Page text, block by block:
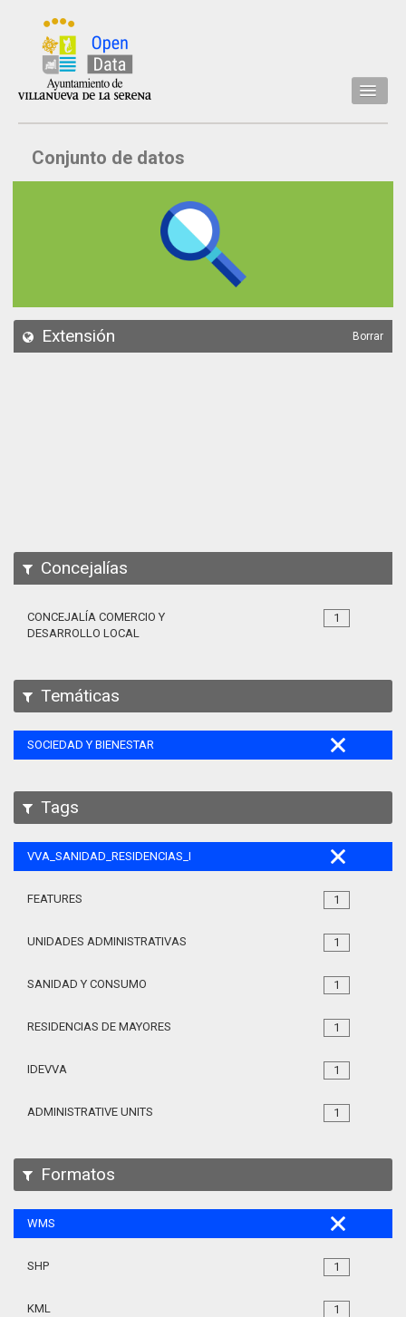
Inicio
Datos
API
Conjunto de datos
Extensión Borrar
Concejalías
1
CONCEJALÍA COMERCIO Y
DESARROLLO LOCAL
Temáticas
SOCIEDAD Y BIENESTAR
Tags
VVA_SANIDAD_RESIDENCIAS_MAYORES_105
1
FEATURES
1
UNIDADES ADMINISTRATIVAS
1
SANIDAD Y CONSUMO
1
RESIDENCIAS DE MAYORES
1
IDEVVA
1
ADMINISTRATIVE UNITS
Formatos
WMS
1
SHP
1
KML